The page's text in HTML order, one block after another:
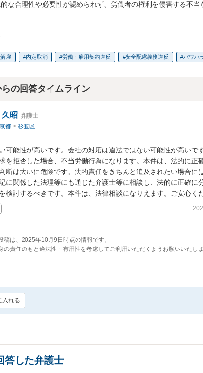
な合理性や必要性が認められず、労働者の権利を侵害する不当
雇 内定取消 労働・雇用契約違反 安全配慮義務違反 パワハ
の回答タイムライン
久昭 弁護士
都 > 杉並区
可能性が高いです。会社の対応は違法ではない可能性が高いで
を拒否した場合、不当労働行為になります。本件は、法的に正
断は大いに危険です。法的責任をきちんと追及されたい場合に
に関係した法理等にも通じた弁護士等に相談し、法的に正確に
検討するべきです。本件は、法律相談になりえます。ご安心く
稿は、2025年10月9日時点の情報です。
の責任のもと適法性・有用性を考慮してご利用いただくようお願いいたしま
入れる
答した弁護士